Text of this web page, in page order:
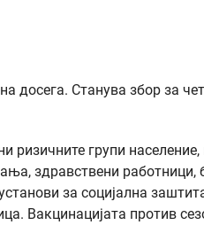
досега. Станува збор за
ризичните групи
здравствени
за социјална
Вакцинацијата против